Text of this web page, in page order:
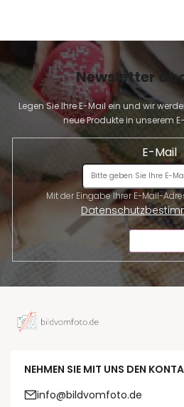
i
s
t
e
Newsletter
Legen Sie Ihre E-Mail ein und wir
neue Produkte in unserem
E-Mail
NEHMEN SIE MIT UNS DEN
info@bildvomfoto.de